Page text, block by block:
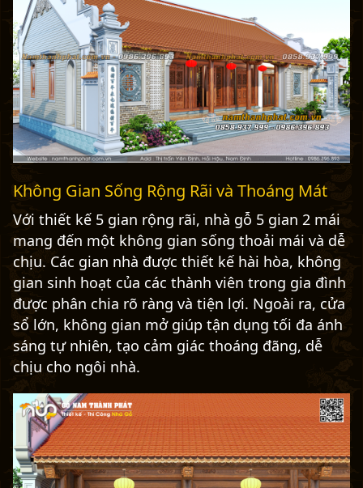
Không Gian Sống Rộng Rãi và Thoáng Mát
Với thiết kế 5 gian rộng rãi, nhà gỗ 5 gian 2 mái
mang đến một không gian sống thoải mái và dễ
chịu. Các gian nhà được thiết kế hài hòa, không
gian sinh hoạt của các thành viên trong gia đình
được phân chia rõ ràng và tiện lợi. Ngoài ra, cửa
sổ lớn, không gian mở giúp tận dụng tối đa ánh
sáng tự nhiên, tạo cảm giác thoáng đãng, dễ
chịu cho ngôi nhà.